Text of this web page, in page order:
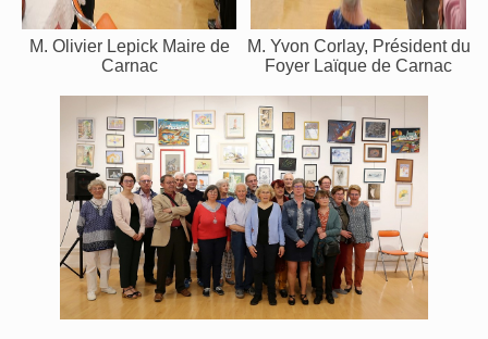
M. Olivier Lepick Maire de
Carnac
M. Yvon Corlay, Président du
Foyer Laïque de Carnac